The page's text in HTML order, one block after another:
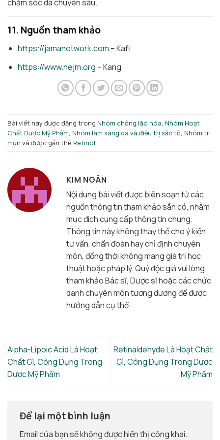
chăm sóc da chuyên sâu.
11. Nguồn tham khảo
https://jamanetwork.com – Kafi
https://www.nejm.org – Kang
Bài viết này được đăng trong Nhóm chống lão hóa Nhóm Hoạt
Chất Dược Mỹ Phẩm Nhóm làm sáng da và điều trị sắc tố Nhóm trị
mụn và được gắn thẻ Retinol
KIM NGÂN
Nội dung bài viết được biên soạn từ các
nguồn thông tin tham khảo sẵn có, nhằm
mục đích cung cấp thông tin chung.
Thông tin này không thay thế cho ý kiến
tư vấn, chẩn đoán hay chỉ định chuyên
môn, đồng thời không mang giá trị học
thuật hoặc pháp lý. Quý độc giả vui lòng
tham khảo Bác sĩ, Dược sĩ hoặc các chức
danh chuyên môn tương đương để được
hướng dẫn cụ thể.
Alpha-Lipoic Acid Là Hoạt
Chất Gì, Công Dụng Trong
Dược Mỹ Phẩm
Retinaldehyde Là Hoạt Chất
Gì, Công Dụng Trong Dược
Mỹ Phẩm
Để lại một bình luận
Email của bạn sẽ không được hiển thị công khai.